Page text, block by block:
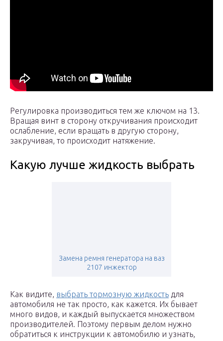
Регулировка производиться тем же ключом на 13.
Вращая винт в сторону откручивания происходит
ослабление, если вращать в другую сторону,
закручивая, то происходит натяжение.
Какую лучше жидкость выбрать
Замена ремня генератора на ваз
2107 инжектор
Как видите, выбрать тормозную жидкость для
автомобиля не так просто, как кажется. Их бывает
много видов, и каждый выпускается множеством
производителей. Поэтому первым делом нужно
обратиться к инструкции к автомобилю и узнать,